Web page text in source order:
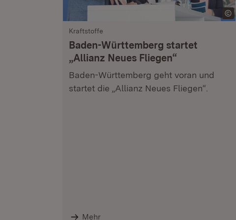
Kraftstoffe
Baden-Württemberg startet
„Allianz Neues Fliegen“
Baden-Württemberg geht voran und
startet die „Allianz Neues Fliegen“.
Mehr